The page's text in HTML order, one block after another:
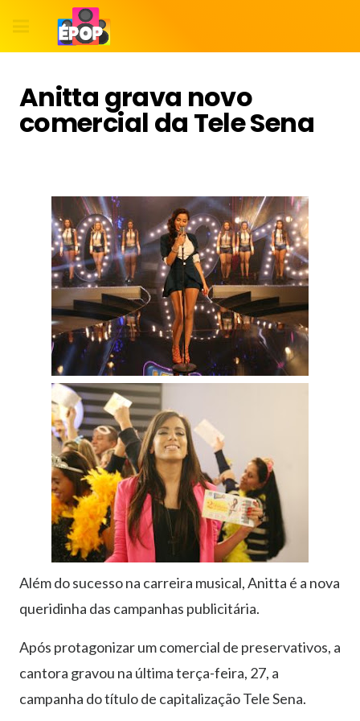
Anitta grava novo
comercial da Tele Sena
Além do sucesso na carreira musical, Anitta é a nova
queridinha das campanhas publicitária.
Após protagonizar um comercial de preservativos, a
cantora gravou na última terça-feira, 27, a
campanha do título de capitalização Tele Sena.